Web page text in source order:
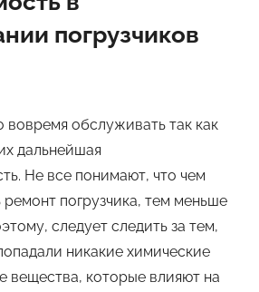
погрузчиков
вовремя обслуживать так как
дальнейшая
Не все понимают, что чем
ремонт погрузчика, тем меньше
следует следить за тем,
никакие химические
вещества, которые влияют на